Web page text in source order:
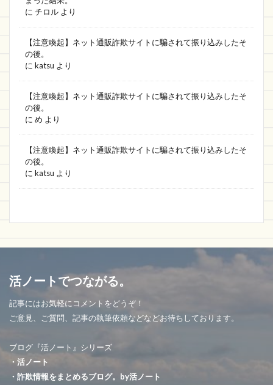
に チロル より
【注意喚起】ネット通販詐欺サイトに騙されて振り込みしたそ
の後。
に katsu より
【注意喚起】ネット通販詐欺サイトに騙されて振り込みしたそ
の後。
に め より
【注意喚起】ネット通販詐欺サイトに騙されて振り込みしたそ
の後。
に katsu より
活ノートでつながる。
記事にはお気軽にコメントをどうぞ！
ご意見、ご質問、記事の執筆依頼などなどお待ちしております。
ブログ『活ノート』シリーズ
・活ノート
・詐欺情報をまとめるブログ。by活ノート